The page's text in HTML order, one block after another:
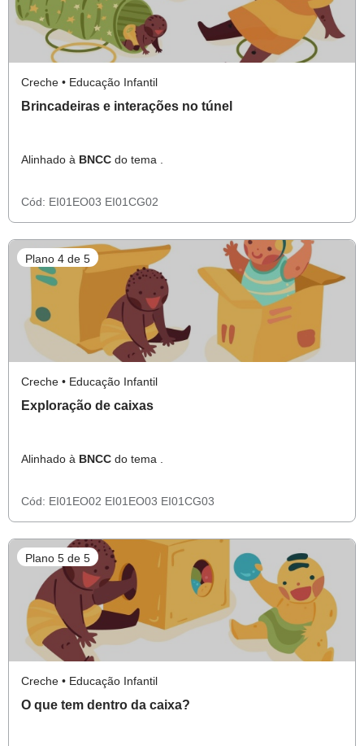
Creche • Educação Infantil
Brincadeiras e interações no túnel
Alinhado à BNCC do tema .
Cód: EI01EO03 EI01CG02
Plano 4 de 5
Creche • Educação Infantil
Exploração de caixas
Alinhado à BNCC do tema .
Cód: EI01EO02 EI01EO03 EI01CG03
Plano 5 de 5
Creche • Educação Infantil
O que tem dentro da caixa?